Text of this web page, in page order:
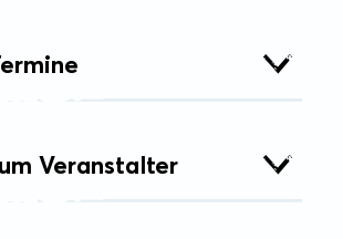
Veranstalter